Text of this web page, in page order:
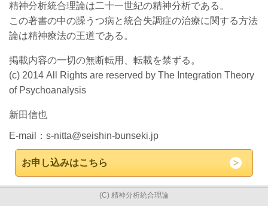
精神分析統合理論は二十一世紀の精神分析である。
この著書の中の躁うつ病と統合失調症の治療に関する方法
論は精神療法の王道である。
掲載内容の一切の無断転用、転載を禁ずる。
(c) 2014 All Rights are reserved by The Integration Theory
of Psychoanalysis
新田信也
E-mail： s-nitta@seishin-bunseki.jp
お申し込みはこちら
(C) 精神分析統合理論